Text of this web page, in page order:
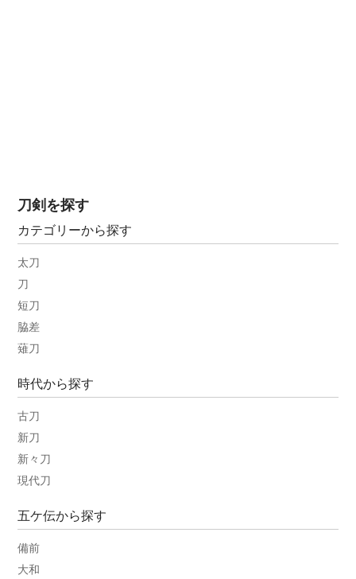
刀剣を探す
カテゴリーから探す
太刀
刀
短刀
脇差
薙刀
時代から探す
古刀
新刀
新々刀
現代刀
五ケ伝から探す
備前
大和